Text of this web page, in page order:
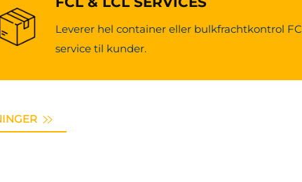
Leverer hel container eller bulkfrachtkontrol
service til kunder.